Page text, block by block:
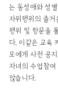
는 동성애와 성
자위행위의 즐거
행위 및 항문을
다. 이같은 교육
모에게 사전 공
자녀의 수업참여
않습니다.